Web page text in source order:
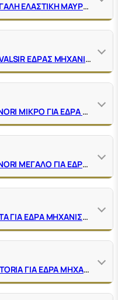
ΦΟΥΣΚΑ ΤΥΠΟΥ FULDΑ ΜΕΓΑΛΗ ΕΛΑΣΤΙΚΗ ΜΑΥΡΗ ΓΙΑ ΕΔΡΑ ΜΗΧΑΝΙΣΜΟΥ
ΛΑΣΤΙΧΟ ΤΥΠΟΥ CAROMA-VALSIR ΕΔΡΑΣ ΜΗΧΑΝΙΣΜΟΥ ΚΑΖΑΝΑΚΙΟΥ
ΛΑΣΤΙΧΟ ΤΥΠΟΥ POZZI-GINORI ΜΙΚΡΟ ΓΙΑ ΕΔΡΑ ΜΗΧΑΝΙΣΜΟΥ
ΛΑΣΤΙΧΟ ΤΥΠΟΥ POZZI-GINORI ΜΕΓΑΛΟ ΓΙΑ ΕΔΡΑ ΜΗΧΑΝΙΣΜΟΥ
ΛΑΣΤΙΧΟ ΤΥΠΟΥ ΣΙΖΑ ΜΠΕΤΑ ΓΙΑ ΕΔΡΑ ΜΗΧΑΝΙΣΜΟΥ
ΛΑΣΤΙΧΟ ΤΥΠΟΥ ROCA VICTORIA ΓΙΑ ΕΔΡΑ ΜΗΧΑΝΙΣΜΟΥ